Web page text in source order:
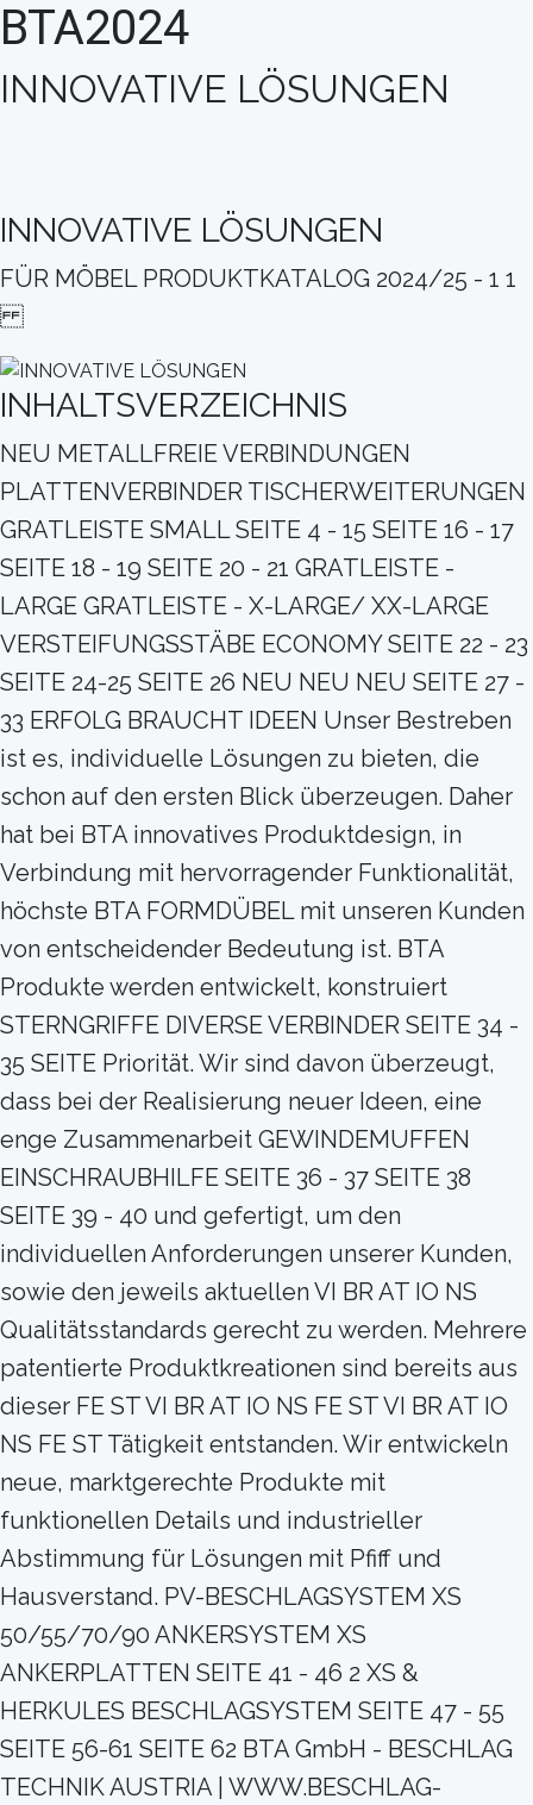
BTA2024
INNOVATIVE LÖSUNGEN
INNOVATIVE LÖSUNGEN
FÜR MÖBEL PRODUKTKATALOG 2024/25 - 1 1
INHALTSVERZEICHNIS
NEU METALLFREIE VERBINDUNGEN
PLATTENVERBINDER TISCHERWEITERUNGEN
GRATLEISTE SMALL SEITE 4 - 15 SEITE 16 - 17
SEITE 18 - 19 SEITE 20 - 21 GRATLEISTE -
LARGE GRATLEISTE - X-LARGE/ XX-LARGE
VERSTEIFUNGSSTÄBE ECONOMY SEITE 22 - 23
SEITE 24-25 SEITE 26 NEU NEU NEU SEITE 27 -
33 ERFOLG BRAUCHT IDEEN Unser Bestreben
ist es, individuelle Lösungen zu bieten, die
schon auf den ersten Blick überzeugen. Daher
hat bei BTA innovatives Produktdesign, in
Verbindung mit hervorragender Funktionalität,
höchste BTA FORMDÜBEL mit unseren Kunden
von entscheidender Bedeutung ist. BTA
Produkte werden entwickelt, konstruiert
STERNGRIFFE DIVERSE VERBINDER SEITE 34 -
35 SEITE Priorität. Wir sind davon überzeugt,
dass bei der Realisierung neuer Ideen, eine
enge Zusammenarbeit GEWINDEMUFFEN
EINSCHRAUBHILFE SEITE 36 - 37 SEITE 38
SEITE 39 - 40 und gefertigt, um den
individuellen Anforderungen unserer Kunden,
sowie den jeweils aktuellen VI BR AT IO NS
Qualitätsstandards gerecht zu werden. Mehrere
patentierte Produktkreationen sind bereits aus
dieser FE ST VI BR AT IO NS FE ST VI BR AT IO
NS FE ST Tätigkeit entstanden. Wir entwickeln
neue, marktgerechte Produkte mit
funktionellen Details und industrieller
Abstimmung für Lösungen mit Pfiff und
Hausverstand. PV-BESCHLAGSYSTEM XS
50/55/70/90 ANKERSYSTEM XS
ANKERPLATTEN SEITE 41 - 46 2 XS &
HERKULES BESCHLAGSYSTEM SEITE 47 - 55
SEITE 56-61 SEITE 62 BTA GmbH - BESCHLAG
TECHNIK AUSTRIA | WWW.BESCHLAG-